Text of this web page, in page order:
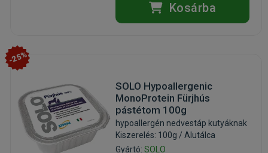
Kosárba
-25%
SOLO Hypoallergenic
MonoProtein Fürjhús
pástétom 100g
hypoallergén nedvestáp kutyáknak
Kiszerelés: 100g / Alutálca
Gyártó: SOLO